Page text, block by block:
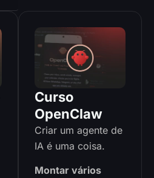
Curso
OpenClaw
Criar um agente de
IA é uma coisa.
Montar vários